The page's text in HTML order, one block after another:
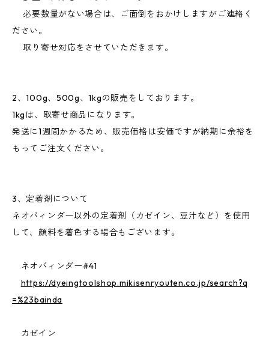
必要数量がない場合は、ご面倒をおかけしますがご連絡く
ださい。
取り寄せ対応をさせていただきます。
2、100g、500g、1kgの販売をしております。
1kgは、取寄せ商品になります。
発送に1週間かかるため、販売価格は安価ですが納期に余裕を
もってご注文ください。
3、定着剤について
ネオバィンダー以外の定着剤（カゼイン、豆汁など）を使用
して、顔料を着色する場合もございます。
ネオバィンダー#41
https://dyeingtoolshop.mikisenryouten.co.jp/search?q
=%23bainda
カゼイン